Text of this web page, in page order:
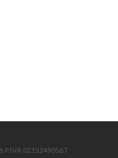
P.IVA 02152490567